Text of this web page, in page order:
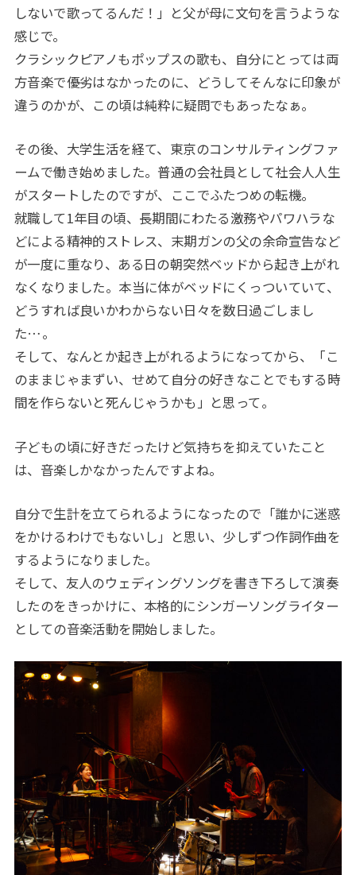
しないで歌ってるんだ！」と父が母に文句を言うような
感じで。
クラシックピアノもポップスの歌も、自分にとっては両
方音楽で優劣はなかったのに、どうしてそんなに印象が
違うのかが、この頃は純粋に疑問でもあったなぁ。
その後、大学生活を経て、東京のコンサルティングファ
ームで働き始めました。普通の会社員として社会人人生
がスタートしたのですが、ここでふたつめの転機。
就職して1年目の頃、長期間にわたる激務やパワハラな
どによる精神的ストレス、末期ガンの父の余命宣告など
が一度に重なり、ある日の朝突然ベッドから起き上がれ
なくなりました。本当に体がベッドにくっついていて、
どうすれば良いかわからない日々を数日過ごしまし
た…。
そして、なんとか起き上がれるようになってから、「こ
のままじゃまずい、せめて自分の好きなことでもする時
間を作らないと死んじゃうかも」と思って。
子どもの頃に好きだったけど気持ちを抑えていたこと
は、音楽しかなかったんですよね。
自分で生計を立てられるようになったので「誰かに迷惑
をかけるわけでもないし」と思い、少しずつ作詞作曲を
するようになりました。
そして、友人のウェディングソングを書き下ろして演奏
したのをきっかけに、本格的にシンガーソングライター
としての音楽活動を開始しました。